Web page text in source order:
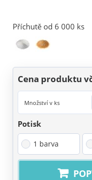
Příchutě od 6 000 ks
Cena produktu
Množství v ks
Potisk
1 barva